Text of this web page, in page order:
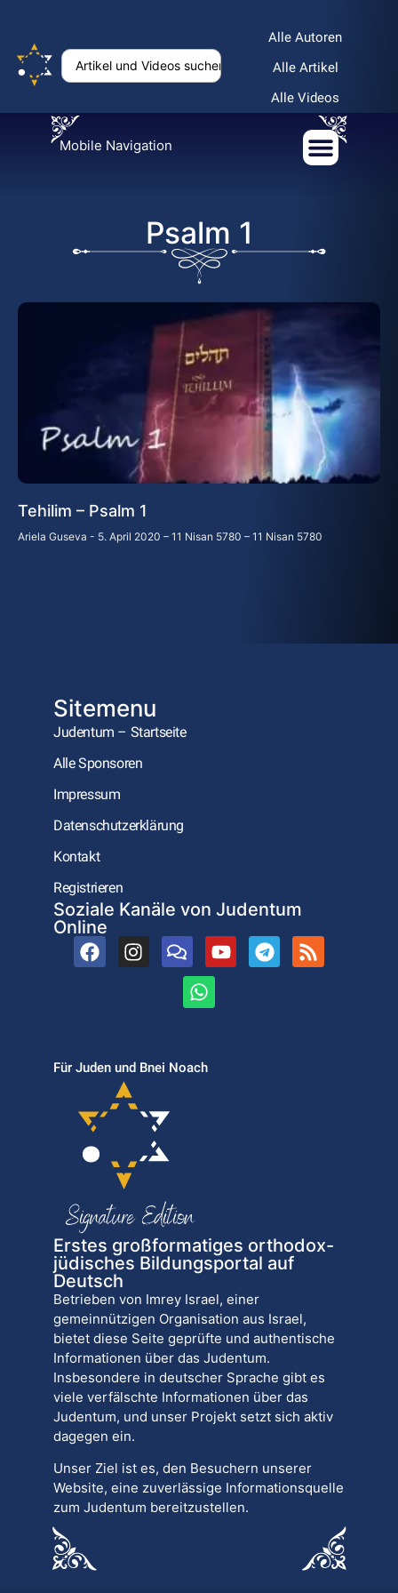
Alle Autoren
Alle Artikel
Alle Videos
Mobile Navigation
Psalm 1
Tehilim – Psalm 1
Ariela Guseva 5. April 2020 – 11 Nisan 5780 – 11 Nisan 5780
Sitemenu
Judentum – Startseite
Alle Sponsoren
Impressum
Datenschutzerklärung
Kontakt
Registrieren
Soziale Kanäle von Judentum
Online
Für Juden und Bnei Noach
Erstes großformatiges orthodox-
jüdisches Bildungsportal auf
Deutsch
Betrieben von Imrey Israel, einer
gemeinnützigen Organisation aus Israel,
bietet diese Seite geprüfte und authentische
Informationen über das Judentum.
Insbesondere in deutscher Sprache gibt es
viele verfälschte Informationen über das
Judentum, und unser Projekt setzt sich aktiv
dagegen ein.
Unser Ziel ist es, den Besuchern unserer
Website, eine zuverlässige Informationsquelle
zum Judentum bereitzustellen.